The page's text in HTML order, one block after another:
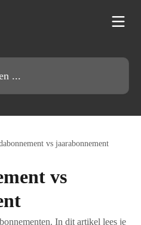
vs jaarabonnement
vs
In dit artikel lees je